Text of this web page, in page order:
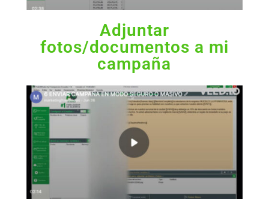
Adjuntar
fotos/documentos a mi
campaña